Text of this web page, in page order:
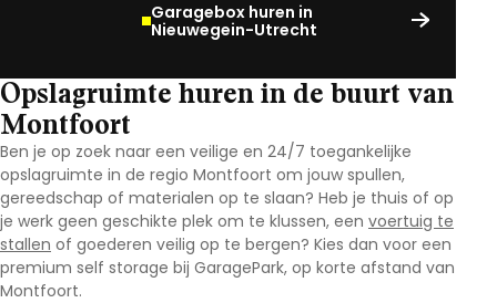
Garagebox huren in
Nieuwegein-Utrecht
Opslagruimte huren in de buurt van
Montfoort
Ben je op zoek naar een veilige en 24/7 toegankelijke
opslagruimte in de regio Montfoort om jouw spullen,
gereedschap of materialen op te slaan? Heb je thuis of op
je werk geen geschikte plek om te klussen, een voertuig te
stallen of goederen veilig op te bergen? Kies dan voor een
premium self storage bij GaragePark, op korte afstand van
Montfoort.